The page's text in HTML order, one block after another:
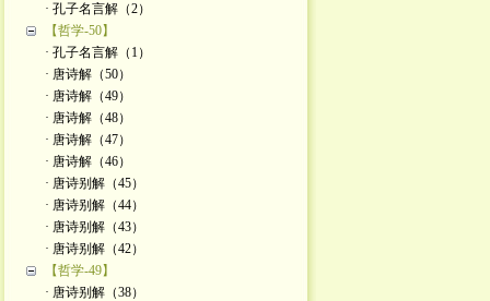
· 孔子名言解（2）
【哲学-50】
· 孔子名言解（1）
· 唐诗解（50）
· 唐诗解（49）
· 唐诗解（48）
· 唐诗解（47）
· 唐诗解（46）
· 唐诗别解（45）
· 唐诗别解（44）
· 唐诗别解（43）
· 唐诗别解（42）
【哲学-49】
· 唐诗别解（38）